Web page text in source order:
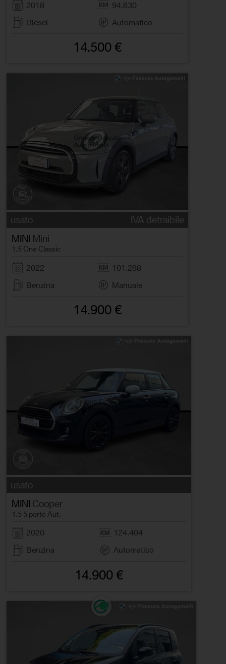
2018
94.630
Diesel
Automatico
14.500 €
usato
IVA detraibile
MINI
Mini
1.5 One Classic
2022
101.288
Benzina
Manuale
14.900 €
usato
MINI Cooper
1.5 5 porte Aut.
2020
124.404
Benzina
Automatico
14.900 €